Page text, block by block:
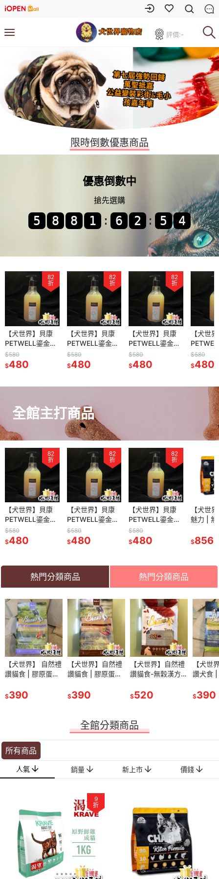
評價:-
限時倒數優惠商品
優惠倒數中
搶先選購
: :
82
折
【犬世界】貝康
PETWELL鎏金系
列
$580
$480
82
折
【犬世界】貝康
PETWELL鎏金系
列
$580
$480
82
折
【犬世界】貝康
PETWELL鎏金系
列
$580
$480
【犬世
列
$580
$480
全館主打商品
82
折
【犬世界】貝康
PETWELL鎏金系
列
$580
$480
82
折
【犬世界】貝康
PETWELL鎏金系
列
$580
$480
82
折
【犬世界】貝康
PETWELL鎏金系
列
$580
$480
【犬世
魅力 |
$856
熱門分類商品 熱門分類商品
【犬世界】 自然禮
讚貓食 | 膠原蛋白
1.5kg
$390
【犬世界】自然禮
讚貓食 | 膠原蛋白
1.5kg
$390
【犬世界】自然禮
讚貓食-無穀漢方
$520
【犬世
讚犬食 |
1.5kg
$390
自然禮
原蛋白
【犬世界】自然禮
讚貓食 | 膠原蛋白
【犬世界】自然禮
讚貓食-無穀漢方
【犬世界】自然禮
讚犬食 | 膠原蛋白
全館分類商品
所有商品
人氣 銷量 新上市 價錢
9
折